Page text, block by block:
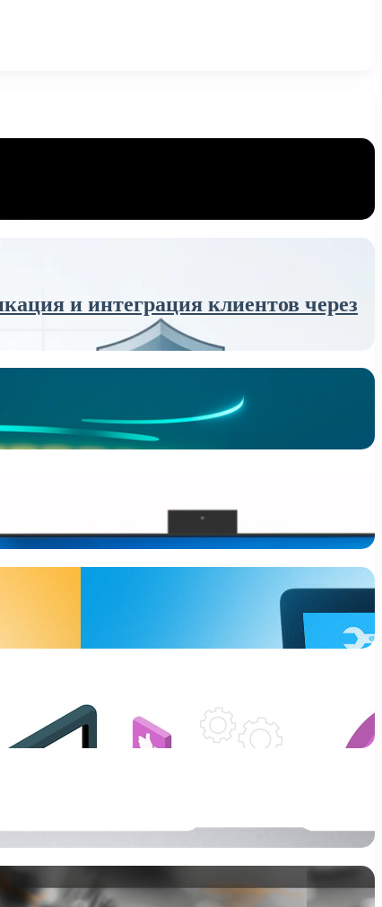
и интеграция клиентов через